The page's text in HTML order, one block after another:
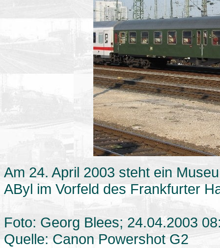
Am 24. April 2003 steht ein
AByl im Vorfeld des Frankfurter
Foto: Georg Blees; 24.04.2003
Quelle: Canon Powershot G2